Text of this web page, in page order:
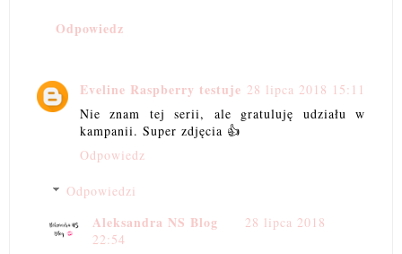
Odpowiedz
Eveline Raspberry testuje 28 lipca 2018 15:11
Nie znam tej serii, ale gratuluję udziału w
kampanii. Super zdjęcia 👍
Odpowiedz
Odpowiedzi
Aleksandra NS Blog
28 lipca 2018
22:54